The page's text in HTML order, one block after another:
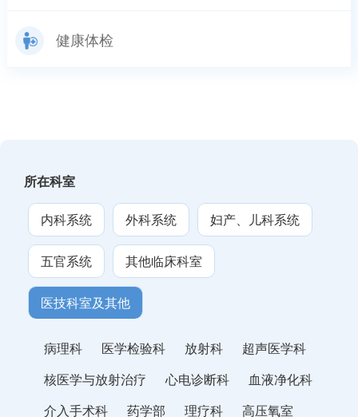
健康体检
所在科室
内科系统 外科系统 妇产、儿科系统
五官系统 其他临床科室
医技科室及其他
病理科 医学检验科 放射科
超声医学科
核医学与放射治疗
心电诊断科
血液净化科
介入手术科
药学部 理疗科
高压氧室